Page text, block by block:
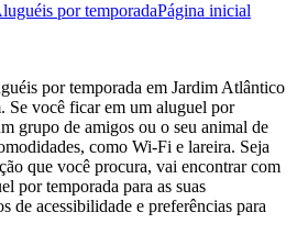
por temporadaPágina inicial
por temporada em Jardim Atlântico
Se você ficar em um aluguel por
grupo de amigos ou o seu animal de
como Wi-Fi e lareira. Seja
que você procura, vai encontrar com
por temporada para as suas
de acessibilidade e preferências para